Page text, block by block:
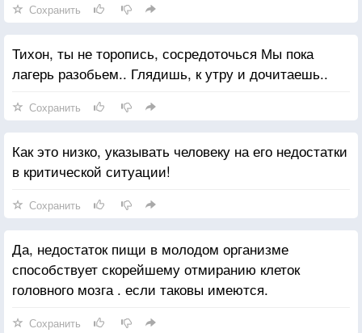
Сохранить
Тихон, ты не торопись, сосредоточься Мы пока
лагерь разобьем.. Глядишь, к утру и дочитаешь..
Сохранить
Как это низко, указывать человеку на его недостатки
в критической ситуации!
Сохранить
Да, недостаток пищи в молодом организме
способствует скорейшему отмиранию клеток
головного мозга . если таковы имеются.
Сохранить